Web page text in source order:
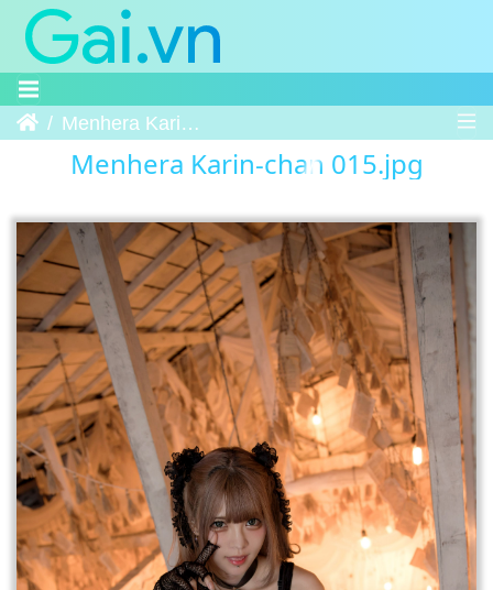
Trang chủMenhera Karin-chan 015
Menhera Karin-chan 015.jpg